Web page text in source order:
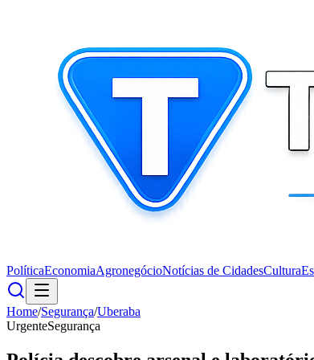
PolíticaEconomiaAgronegócioNotícias de CidadesCultura
Home/Segurança/Uberaba
UrgenteSegurança